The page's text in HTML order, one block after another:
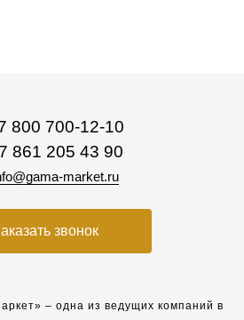
800 700-12-10
861 205 43 90
market.ru
звонок
– одна из ведущих компаний в